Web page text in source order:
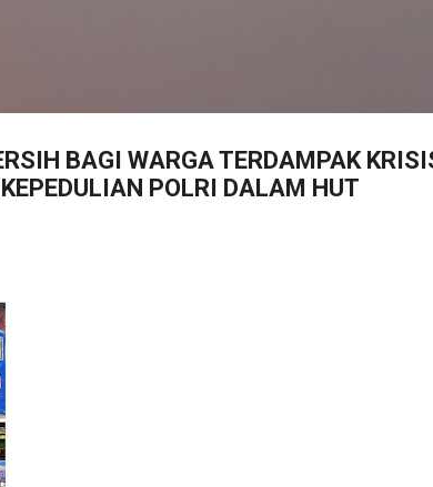
BAGI WARGA TERDAMPAK
POLRI DALAM HUT